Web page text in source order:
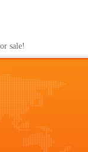
sale!